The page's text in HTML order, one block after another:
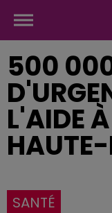
500
L'AIDE
SANTÉ